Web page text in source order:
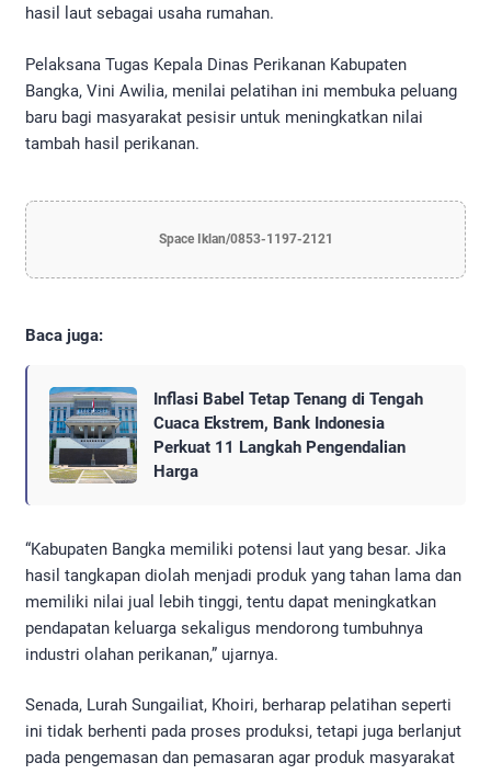
hasil laut sebagai usaha rumahan.
Pelaksana Tugas Kepala Dinas Perikanan Kabupaten
Bangka, Vini Awilia, menilai pelatihan ini membuka peluang
baru bagi masyarakat pesisir untuk meningkatkan nilai
tambah hasil perikanan.
Space Iklan/0853-1197-2121
Baca juga:
Inflasi Babel Tetap Tenang di Tengah
Cuaca Ekstrem, Bank Indonesia
Perkuat 11 Langkah Pengendalian
Harga
“Kabupaten Bangka memiliki potensi laut yang besar. Jika
hasil tangkapan diolah menjadi produk yang tahan lama dan
memiliki nilai jual lebih tinggi, tentu dapat meningkatkan
pendapatan keluarga sekaligus mendorong tumbuhnya
industri olahan perikanan,” ujarnya.
Senada, Lurah Sungailiat, Khoiri, berharap pelatihan seperti
ini tidak berhenti pada proses produksi, tetapi juga berlanjut
pada pengemasan dan pemasaran agar produk masyarakat